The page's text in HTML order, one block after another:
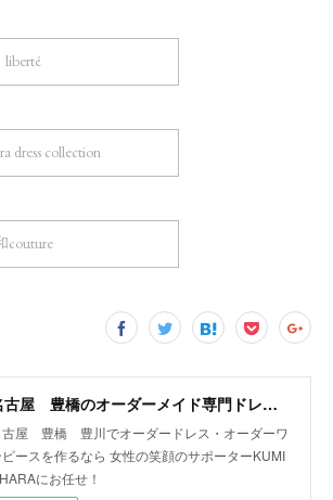
liberté
dress collection
couture
名古屋 豊橋のオーダーメイド専門ドレスデザイナー KUMI OHARA
古屋 豊橋 豊川でオーダードレス・オーダーワ
ピースを作るなら 女性の笑顔のサポーターKUMI
にお任せ！